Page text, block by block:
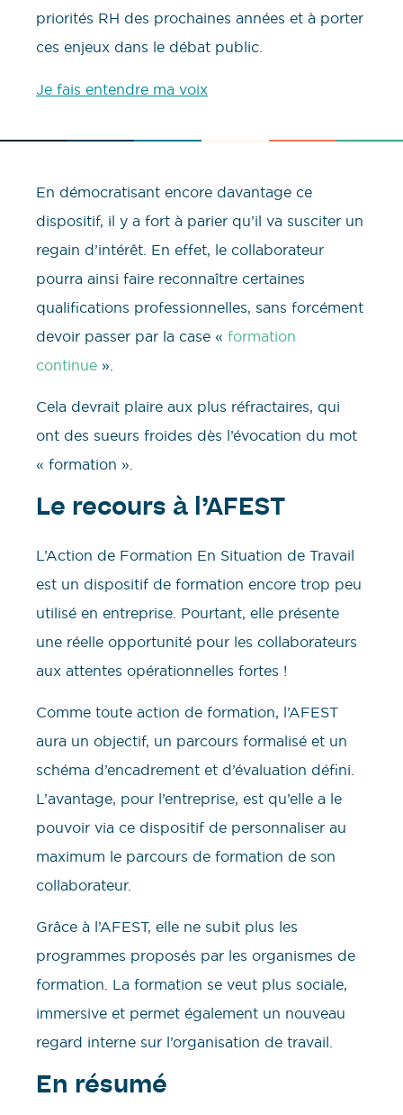
priorités RH des prochaines années et à porter
ces enjeux dans le débat public.
Je fais entendre ma voix
En démocratisant encore davantage ce
dispositif, il y a fort à parier qu’il va susciter un
regain d’intérêt. En effet, le collaborateur
pourra ainsi faire reconnaître certaines
qualifications professionnelles, sans forcément
devoir passer par la case « formation
continue ».
Cela devrait plaire aux plus réfractaires, qui
ont des sueurs froides dès l’évocation du mot
« formation ».
Le recours à l’AFEST
L’Action de Formation En Situation de Travail
est un dispositif de formation encore trop peu
utilisé en entreprise. Pourtant, elle présente
une réelle opportunité pour les collaborateurs
aux attentes opérationnelles fortes !
Comme toute action de formation, l’AFEST
aura un objectif, un parcours formalisé et un
schéma d’encadrement et d’évaluation défini.
L’avantage, pour l’entreprise, est qu’elle a le
pouvoir via ce dispositif de personnaliser au
maximum le parcours de formation de son
collaborateur.
Grâce à l’AFEST, elle ne subit plus les
programmes proposés par les organismes de
formation. La formation se veut plus sociale,
immersive et permet également un nouveau
regard interne sur l’organisation de travail.
En résumé